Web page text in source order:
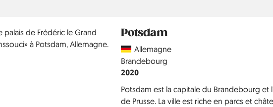
Potsdam
CountryAllemagne
Région
Brandebourg
Année
2020
Potsdam est la capitale du Brandebourg et
de Prusse. La ville est riche en parcs et